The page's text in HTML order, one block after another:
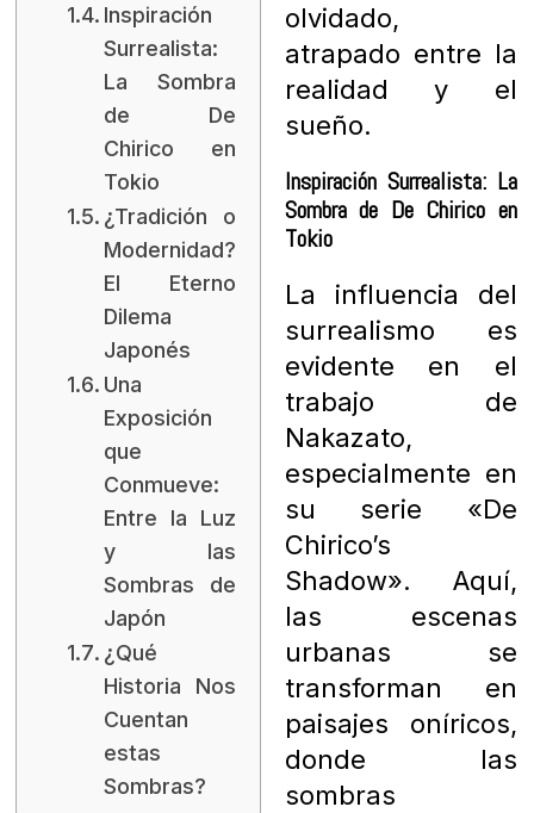
Inspiración
Surrealista:
La Sombra
de De
Chirico en
Tokio
¿Tradición o
Modernidad?
El Eterno
Dilema
Japonés
Una
Exposición
que
Conmueve:
Entre la Luz
y las
Sombras de
Japón
¿Qué
Historia Nos
Cuentan
estas
Sombras?
olvidado,
atrapado entre la
realidad y el
sueño.
Inspiración Surrealista: La
Sombra de De Chirico en
Tokio
La influencia del
surrealismo es
evidente en el
trabajo de
Nakazato,
especialmente en
su serie «De
Chirico’s
Shadow». Aquí,
las escenas
urbanas se
transforman en
paisajes oníricos,
donde las
sombras